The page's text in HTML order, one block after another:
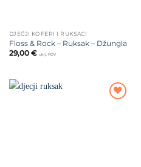
DJEČJI KOFERI I RUKSACI
Floss & Rock – Ruksak – Džungla
29,00 € uklj. PDV